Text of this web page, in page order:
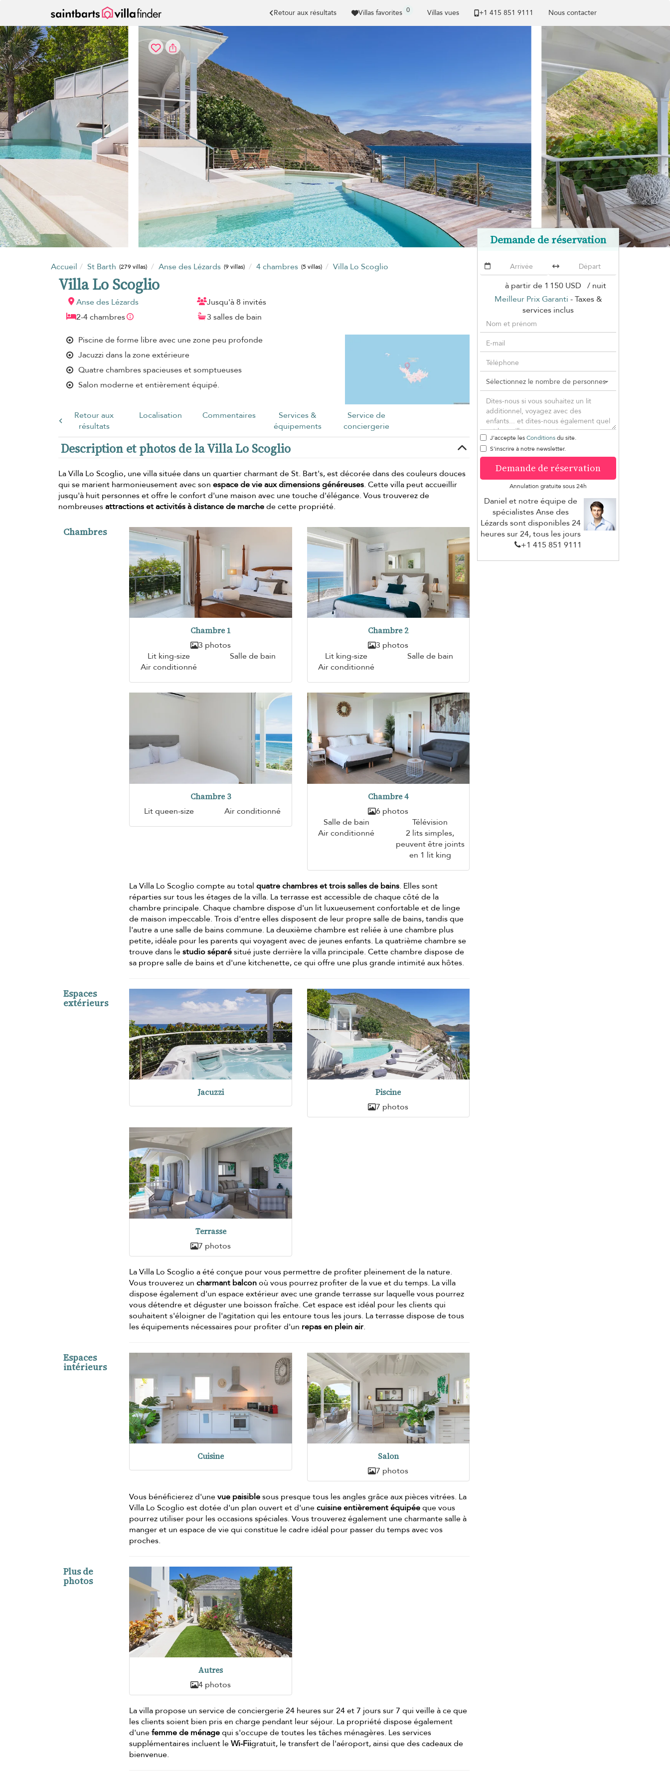
Retour aux résultats Villas favorites 0 Villas vues +1 ​415 851 9111 Nous contacter
Accueil St Barth (279 villas) Anse des Lézards (9 villas) 4 chambres (5 villas) Villa Lo Scoglio
Villa Lo Scoglio
Anse des Lézards
Jusqu'à 8 invités
2-4 chambres
3 salles de bain
Piscine de forme libre avec une zone peu profonde
Jacuzzi dans la zone extérieure
Quatre chambres spacieuses et somptueuses
Salon moderne et entièrement équipé.
Retour aux
résultats
Localisation Commentaires
Services &
équipements
Service de
conciergerie
Description et photos de la Villa Lo Scoglio
La Villa Lo Scoglio, une villa située dans un quartier charmant de St. Bart's, est décorée dans des couleurs douces
qui se marient harmonieusement avec son espace de vie aux dimensions généreuses. Cette villa peut accueillir
jusqu'à huit personnes et offre le confort d'une maison avec une touche d'élégance. Vous trouverez de
nombreusesattractions et activités à distance de marchede cette propriété.
Chambres
Chambre 1
3 photos
Lit king-size
Salle de bain
Air conditionné
Chambre 2
3 photos
Lit king-size
Salle de bain
Air conditionné
Chambre 3
Lit queen-size Air conditionné
Chambre 4
6 photos
Salle de bain
Télévision
Air conditionné
2 lits simples,
peuvent être joints
en 1 lit king
La Villa Lo Scoglio compte au totalquatre chambres et trois salles de bains. Elles sont
réparties sur tous les étages de la villa. La terrasse est accessible de chaque côté de la
chambre principale. Chaque chambre dispose d'un lit luxueusement confortable et de linge
de maison impeccable. Trois d'entre elles disposent de leur propre salle de bains, tandis que
l'autre a une salle de bains commune. La deuxième chambre est reliée à une chambre plus
petite, idéale pour les parents qui voyagent avec de jeunes enfants. La quatrième chambre se
trouve dans lestudio séparésitué juste derrière la villa principale. Cette chambre dispose de
sa propre salle de bains et d'une kitchenette, ce qui offre une plus grande intimité aux hôtes.
Espaces
extérieurs
Jacuzzi Piscine
7 photos
Terrasse
7 photos
La Villa Lo Scoglio a été conçue pour vous permettre de profiter pleinement de la nature.
Vous trouverez uncharmant balconoù vous pourrez profiter de la vue et du temps. La villa
dispose également d'un espace extérieur avec une grande terrasse sur laquelle vous pourrez
vous détendre et déguster une boisson fraîche. Cet espace est idéal pour les clients qui
souhaitent s'éloigner de l'agitation qui les entoure tous les jours. La terrasse dispose de tous
les équipements nécessaires pour profiter d'un repas en plein air.
Espaces
intérieurs
Cuisine Salon
7 photos
Vous bénéficierez d'unevue paisiblesous presque tous les angles grâce aux pièces vitrées. La
Villa Lo Scoglio est dotée d'un plan ouvert et d'unecuisine entièrement équipéeque vous
pourrez utiliser pour les occasions spéciales. Vous trouverez également une charmante salle à
manger et un espace de vie qui constitue le cadre idéal pour passer du temps avec vos
proches.
Plus de
photos
Autres
4 photos
La villa propose un service de conciergerie 24 heures sur 24 et 7 jours sur 7 qui veille à ce que
les clients soient bien pris en charge pendant leur séjour. La propriété dispose également
d'unefemme de ménagequi s'occupe de toutes les tâches ménagères. Les services
supplémentaires incluent leWi-Fiigratuit, le transfert de l'aéroport, ainsi que des cadeaux de
bienvenue.
Demande de réservation
à partir de 1 150 USD / nuit
Meilleur Prix Garanti - Taxes &
services inclus
J'accepte lesConditionsdu site.
S'inscrire à notre newsletter.
Demande de réservation
Annulation gratuite sous 24h
Daniel et notre équipe de
spécialistes Anse des
Lézards sont disponibles 24
heures sur 24, tous les jours
+1 ​415 851 9111